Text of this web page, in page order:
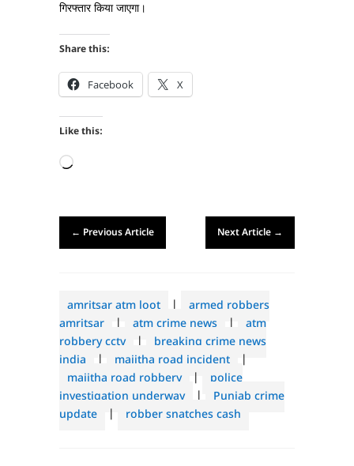
गिरफ्तार किया जाएगा।
Share this:
Facebook X
Like this:
Loading…
← Previous Article Next Article →
amritsar atm loot |
armed robbers
amritsar
| atm crime news |
atm
robbery cctv
|
breaking crime news
india
| majitha road incident
majitha road robbery
police
investigation underway
|
Punjab crime
update
robber snatches cash